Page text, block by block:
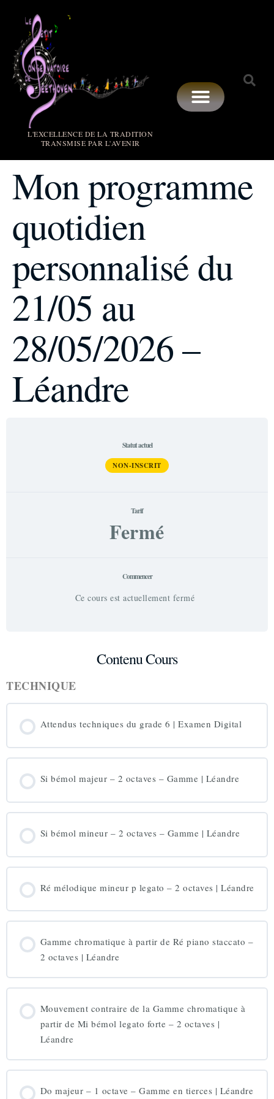
L'EXCELLENCE DE LA TRADITION
TRANSMISE PAR L'AVENIR
Mon programme
quotidien
personnalisé du
21/05 au
28/05/2026 –
Léandre
Statut actuel
NON-INSCRIT
Tarif
Fermé
Commencer
Ce cours est actuellement fermé
Contenu Cours
TECHNIQUE
Attendus techniques du grade 6 | Examen Digital
Si bémol majeur – 2 octaves – Gamme | Léandre
Si bémol mineur – 2 octaves – Gamme | Léandre
Ré mélodique mineur p legato – 2 octaves | Léandre
Gamme chromatique à partir de Ré piano staccato –
2 octaves | Léandre
Mouvement contraire de la Gamme chromatique à
partir de Mi bémol legato forte – 2 octaves |
Léandre
Do majeur – 1 octave – Gamme en tierces | Léandre